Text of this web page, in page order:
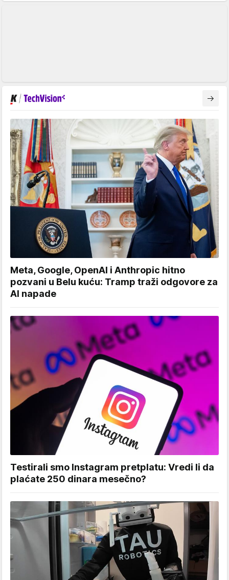
Meta, Google, OpenAI i Anthropic hitno
pozvani u Belu kuću: Tramp traži odgovore za
AI napade
Testirali smo Instagram pretplatu: Vredi li da
plaćate 250 dinara mesečno?